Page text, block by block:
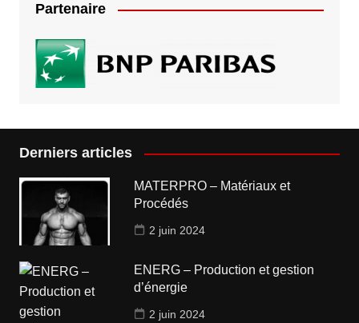
Partenaire
Derniers articles
MATERPRO – Matériaux et
Procédés
2 juin 2024
ENERG – Production et gestion
d’énergie
2 juin 2024